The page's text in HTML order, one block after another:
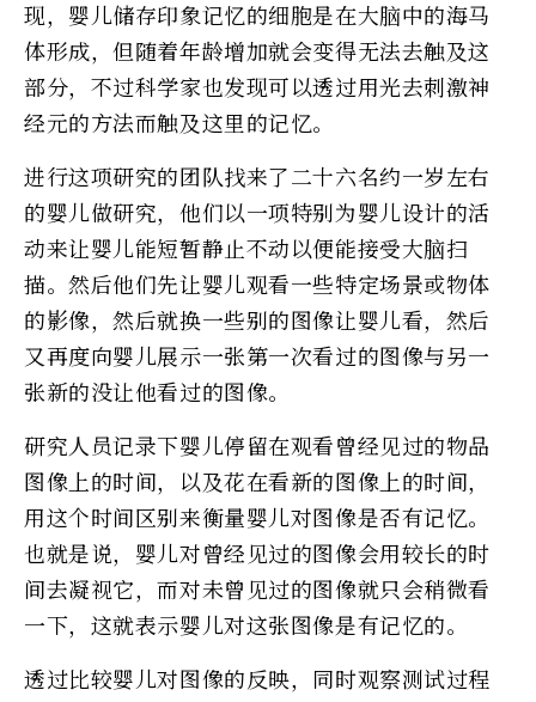
现，婴儿储存印象记忆的细胞是在大脑中的海马
体形成，但随着年龄增加就会变得无法去触及这
部分，不过科学家也发现可以透过用光去刺激神
经元的方法而触及这里的记忆。
进行这项研究的团队找来了二十六名约一岁左右
的婴儿做研究，他们以一项特别为婴儿设计的活
动来让婴儿能短暂静止不动以便能接受大脑扫
描。然后他们先让婴儿观看一些特定场景或物体
的影像，然后就换一些别的图像让婴儿看，然后
又再度向婴儿展示一张第一次看过的图像与另一
张新的没让他看过的图像。
研究人员记录下婴儿停留在观看曾经见过的物品
图像上的时间，以及花在看新的图像上的时间，
用这个时间区别来衡量婴儿对图像是否有记忆。
也就是说，婴儿对曾经见过的图像会用较长的时
间去凝视它，而对未曾见过的图像就只会稍微看
一下，这就表示婴儿对这张图像是有记忆的。
透过比较婴儿对图像的反映，同时观察测试过程